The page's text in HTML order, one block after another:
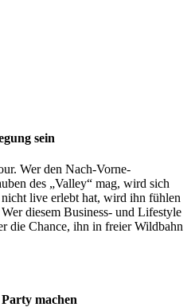
sein
Wer den Nach-Vorne-
des „Valley“ mag, wird sich
live erlebt hat, wird ihn fühlen
diesem Business- und Lifestyle
die Chance, ihn in freier Wildbahn
machen